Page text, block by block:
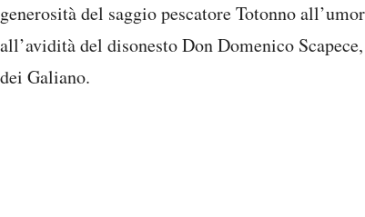
generosità del saggio pescatore Totonno
all’avidità del disonesto Don Domenico
dei Galiano.